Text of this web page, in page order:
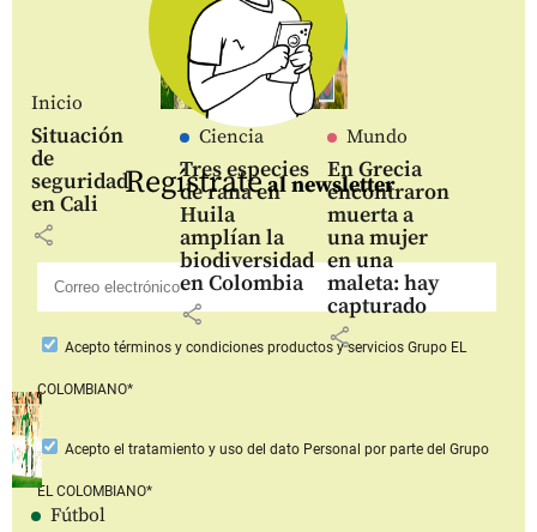
Inicio
Situación
de
seguridad
en Cali
share
Ciencia
Tres especies
de rana en
Huila
amplían la
biodiversidad
en Colombia
share
Mundo
En Grecia
encontraron
muerta a
una mujer
en una
maleta: hay
capturado
share
Fútbol
Regístrateal newsletter
Aceptotérminos y condiciones productos y serviciosGrupo EL
COLOMBIANO*
Acepto el tratamiento y uso del dato Personal por parte del Grupo
EL COLOMBIANO*